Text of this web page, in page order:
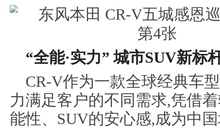
“全能·实力” 城市SUV新标
CR-V作为一款全球经典车
力满足客户的不同需求,凭借
能性、SUV的安心感,成为中